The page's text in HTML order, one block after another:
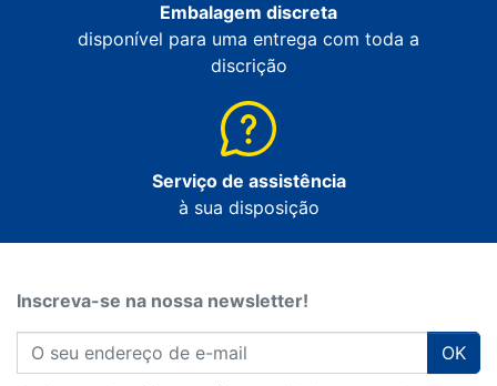
Embalagem discreta
disponível para uma entrega com toda a
discrição
Serviço de assistência
à sua disposição
Inscreva-se na nossa newsletter!
OK